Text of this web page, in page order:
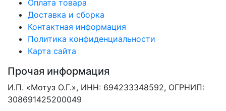
Оплата товара
Доставка и сборка
Контактная информация
Политика конфиденциальности
Карта сайта
Прочая информация
И.П. «Мотуз О.Г.», ИНН: 694233348592, ОГРНИП:
308691425200049